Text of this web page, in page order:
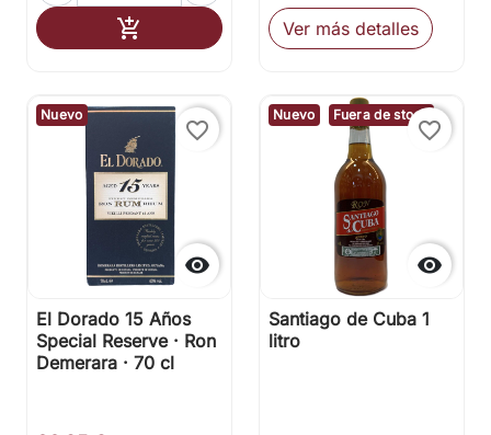
 Añadir al carrito Ver más detalles
Nuevo

favorite_border
El Dorado 15 Años
Special Reserve · Ron
Demerara · 70 cl
Nuevo Fuera de stock

favorite_border
Santiago de Cuba 1
litro